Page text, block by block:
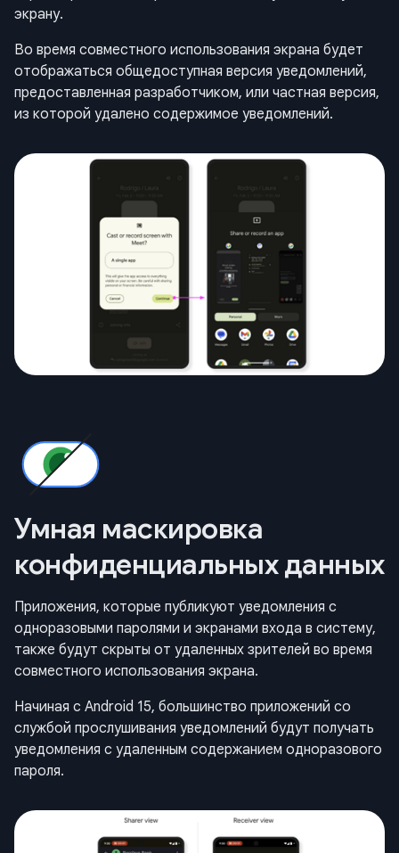
экрану.
Во время совместного использования экрана будет
отображаться общедоступная версия уведомлений,
предоставленная разработчиком, или частная версия,
из которой удалено содержимое уведомлений.
Умная маскировка
конфиденциальных данных
Приложения, которые публикуют уведомления с
одноразовыми паролями и экранами входа в систему,
также будут скрыты от удаленных зрителей во время
совместного использования экрана.
Начиная с Android 15, большинство приложений со
службой прослушивания уведомлений будут получать
уведомления с удаленным содержанием одноразового
пароля.